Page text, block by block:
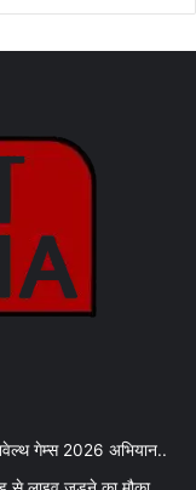
गेम्स 2026 अभियान..